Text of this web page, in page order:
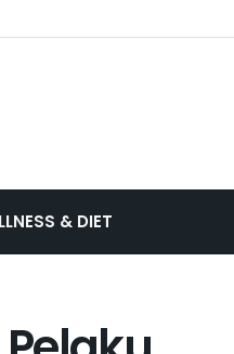
& DIET